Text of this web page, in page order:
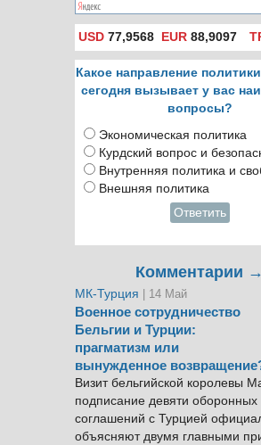
USD 77,9568 EUR 88,9097
Какое направление
сегодня вызывает у вас
вопросы?
Экономическая политика
Курдский вопрос и
Внутренняя политика и
Внешняя политика
Ответить
Комментарии →
МК-Турция | 14 Май
Военное сотрудничество
Бельгии и Турции:
прагматизм или
вынужденное
Визит бельгийской королевы
подписание девяти оборонных
соглашений с Турцией
объясняют двумя главными